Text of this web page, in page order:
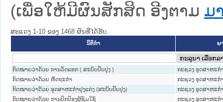
(ເພື່ອໃຫ້ມີຜົນສັກສິດ ອີງຕາມ ມ
ສະແດງ 1-10 ຂອງ 1468 ຜົນທີ່ໄດ້ຮັບ.
ນິຕິກໍາ ພ
ກົດໝາຍວ່າດ້ວຍ ການວັດແທກ ( ສະບັບປັບປຸງ )
ກະຊວງ ອຸດສາຫະກ
ກົດໝາຍວ່າດ້ວຍ ຫັດຖະກຳ
ກະຊວງ ອຸດສາຫະກ
ກົດໝາຍວ່າດ້ວຍ ອຸດສາຫະກຳປຸງແຕ່ງ (ສະບັບປັບປຸງ)
ກະຊວງ ອຸດສາຫະກ
ກົດໝາຍວ່າດ້ວຍ ການປົກປ້ອງຜູ້ຊົມໃຊ້
ກະຊວງ ອຸດສາຫະກ